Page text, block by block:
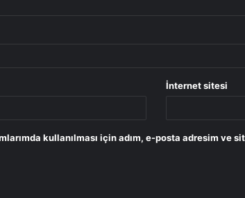
İnternet sitesi
kullanılması için adım, e-posta adresim ve